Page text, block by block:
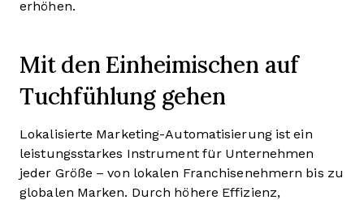
erhöhen.
Mit den Einheimischen auf
Tuchfühlung gehen
Lokalisierte Marketing-Automatisierung ist ein
leistungsstarkes Instrument für Unternehmen
jeder Größe – von lokalen Franchisenehmern bis zu
globalen Marken. Durch höhere Effizienz,